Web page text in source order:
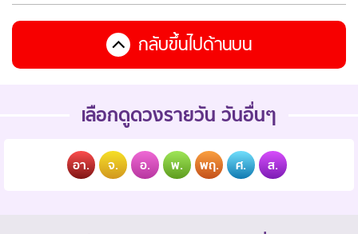
กลับขึ้นไปด้านบน
เลือกดูดวงรายวัน วันอื่นๆ
อา. จ. อ. พ. พฤ. ศ. ส.